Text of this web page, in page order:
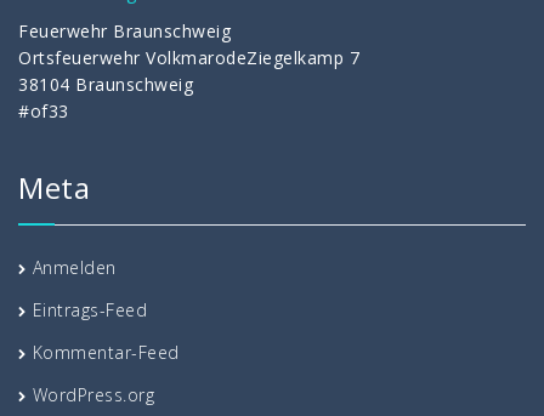
Feuerwehr Braunschweig
Ortsfeuerwehr VolkmarodeZiegelkamp 7
38104 Braunschweig
#of33
Meta
Anmelden
Eintrags-Feed
Kommentar-Feed
WordPress.org